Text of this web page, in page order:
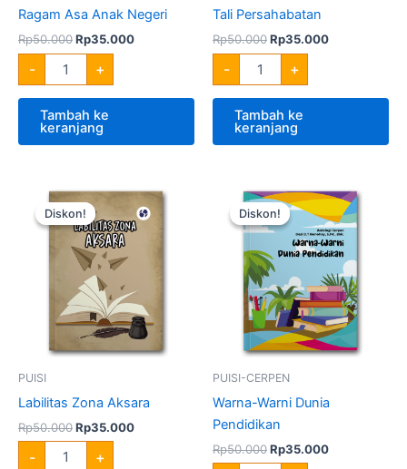
Ragam Asa Anak Negeri
Rp50.000Rp35.000
- +
Tambah ke
keranjang
Tali Persahabatan
Rp50.000Rp35.000
- +
Tambah ke
keranjang
Diskon!
Diskon!
PUISI
Labilitas Zona Aksara
Rp50.000
Harga
aslinya
adalah:
Rp50.000.
Rp35.000
Harga
saat
ini
-
Kuantitas
Labilitas
Zona
Aksara
+
Diskon!
Diskon!
PUISI-CERPEN
Warna-Warni Dunia
Pendidikan
Rp50.000
Harga
aslinya
adalah:
Rp50.000.
Rp35.000
Harga
saat
ini
adalah:
Rp35.000.
Kuantitas
Warna-
Warni
Dunia
Pendidikan